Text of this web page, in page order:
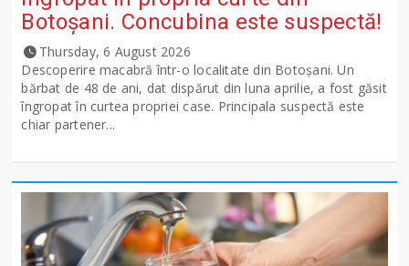
Botoșani. Concubina este suspectă!
Thursday, 6 August 2026
Descoperire macabră într-o localitate din Botoșani. Un
bărbat de 48 de ani, dat dispărut din luna aprilie, a fost găsit
îngropat în curtea propriei case. Principala suspectă este
chiar partener...